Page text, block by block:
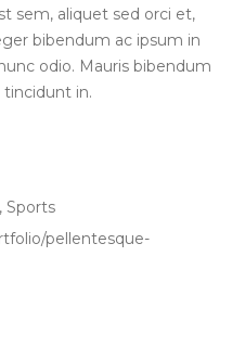
sem, aliquet sed orci et,
bibendum ac ipsum in
odio. Mauris bibendum
tincidunt in.
Sports
pellentesque-